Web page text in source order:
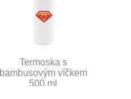
Termoska s
bambusovým víčkem
500 ml